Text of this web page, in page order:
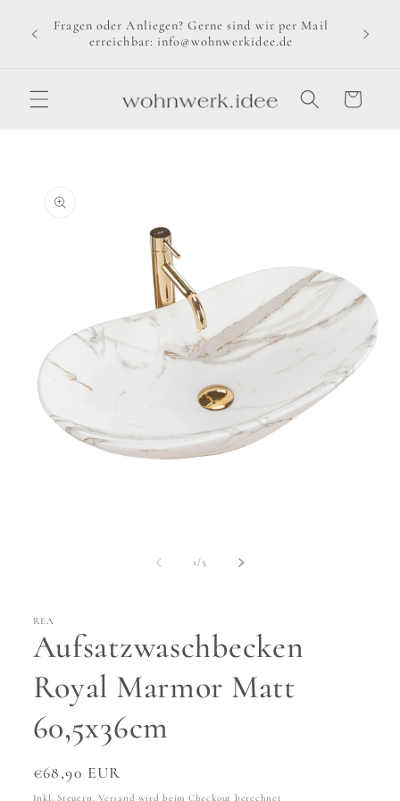
zum
Inhalt
Fragen oder Anliegen? Gerne sind wir per Mail
erreichbar: info@wohnwerkidee.de
Warenkorb
1 /von
5
REA
Aufsatzwaschbecken
Royal Marmor Matt
60,5x36cm
Normaler
Preis
€68,90 EUR
Inkl. Steuern.Versand wird beim Checkout berechnet